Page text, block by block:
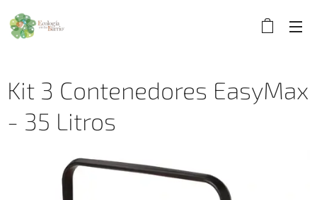
Kit 3 Contenedores EasyMax
- 35 Litros